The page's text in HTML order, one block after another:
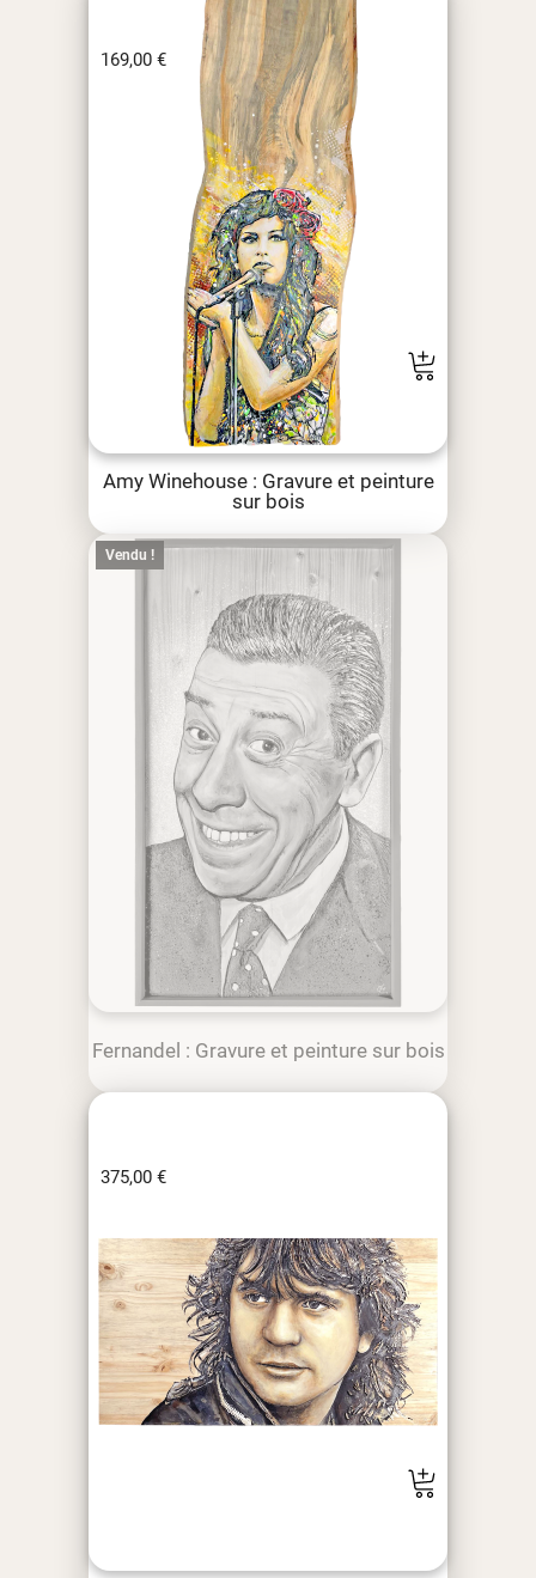
Amy Winehouse : Gravure et peinture
sur bois
169,00 €
Vendu !
Fernandel : Gravure et peinture sur bois
375,00 €